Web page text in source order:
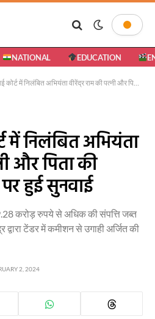
NATIONAL EDUCATION
में निलंबित अभियंता वीरेंद्र राम की पत्नी और पिता की जमानत याचिका पर हुई सुनवाई
में निलंबित अभियंता
और पिता की
हुई सुनवाई
करोड़ रुपये से अधिक की संपत्ति जब्त
द्वारा टेंडर में कमीशन से उगाही अर्जित की
2, 2024